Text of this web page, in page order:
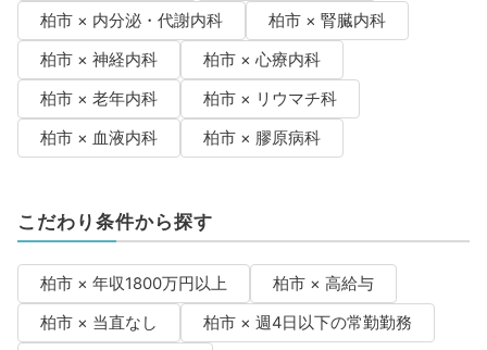
柏市 × 内分泌・代謝内科
柏市 × 腎臓内科
柏市 × 神経内科
柏市 × 心療内科
柏市 × 老年内科
柏市 × リウマチ科
柏市 × 血液内科
柏市 × 膠原病科
こだわり条件から探す
柏市 × 年収1800万円以上
柏市 × 高給与
柏市 × 当直なし
柏市 × 週4日以下の常勤勤務